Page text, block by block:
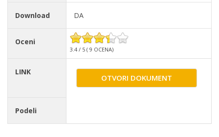
Download DA
Oceni
3.4 / 5 ( 9 OCENA)
LINK
OTVORI DOKUMENT
Podeli